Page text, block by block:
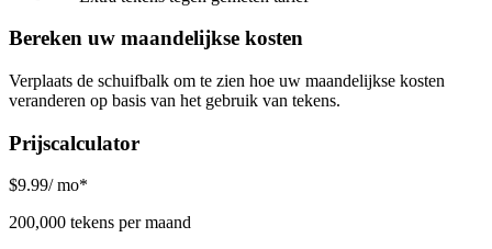
Bereken uw maandelijkse kosten
Verplaats de schuifbalk om te zien hoe uw maandelijkse kosten
veranderen op basis van het gebruik van tekens.
Prijscalculator
$9.99/ mo*
200,000 tekens per maand